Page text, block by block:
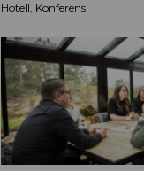
Hotell, Konferens